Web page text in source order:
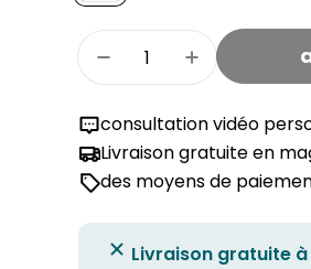
Quantité
Réduire la quantité
Augmenter
consultation vidéo
Livraison gratuite en
des moyens de
Livraison gratuite